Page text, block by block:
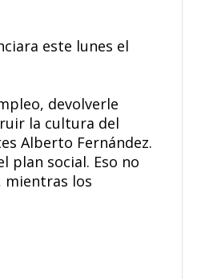
este lunes el
devolverle
la cultura del
Alberto Fernández.
plan social. Eso no
mientras los